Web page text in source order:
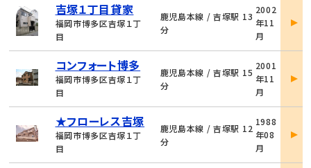
吉塚１丁目貸家
福岡市博多区吉塚１丁
目
鹿児島本線 / 吉塚駅 13
分
2002
年11
月
詳
コンフォート博多
福岡市博多区吉塚１丁
目
鹿児島本線 / 吉塚駅 15
分
2001
年11
月
詳
★フローレス吉塚
福岡市博多区吉塚１丁
目
鹿児島本線 / 吉塚駅 12
分
1988
年08
月
詳